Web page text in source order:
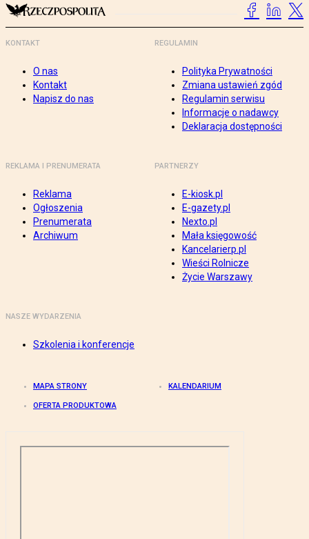
KONTAKT
O nas
Kontakt
Napisz do nas
REGULAMIN
Polityka Prywatności
Zmiana ustawień zgód
Regulamin serwisu
Informacje o nadawcy
Deklaracja dostępności
REKLAMA I PRENUMERATA
Reklama
Ogłoszenia
Prenumerata
Archiwum
PARTNERZY
E-kiosk.pl
E-gazety.pl
Nexto.pl
Mała księgowość
Kancelarierp.pl
Wieści Rolnicze
Życie Warszawy
NASZE WYDARZENIA
Szkolenia i konferencje
MAPA STRONY KALENDARIUM
OFERTA PRODUKTOWA